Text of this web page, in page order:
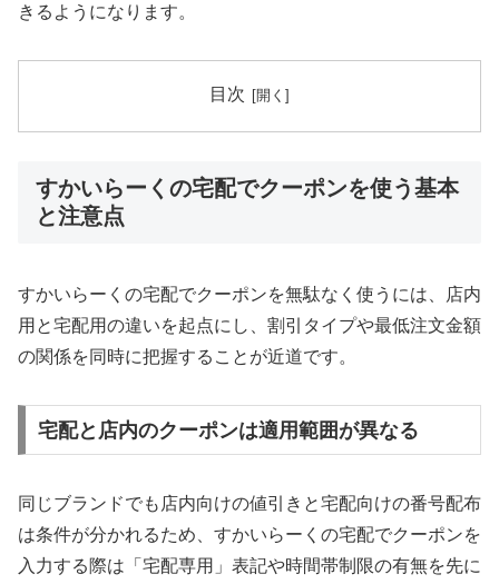
きるようになります。
目次
すかいらーくの宅配でクーポンを使う基本
と注意点
すかいらーくの宅配でクーポンを無駄なく使うには、店内
用と宅配用の違いを起点にし、割引タイプや最低注文金額
の関係を同時に把握することが近道です。
宅配と店内のクーポンは適用範囲が異なる
同じブランドでも店内向けの値引きと宅配向けの番号配布
は条件が分かれるため、すかいらーくの宅配でクーポンを
入力する際は「宅配専用」表記や時間帯制限の有無を先に